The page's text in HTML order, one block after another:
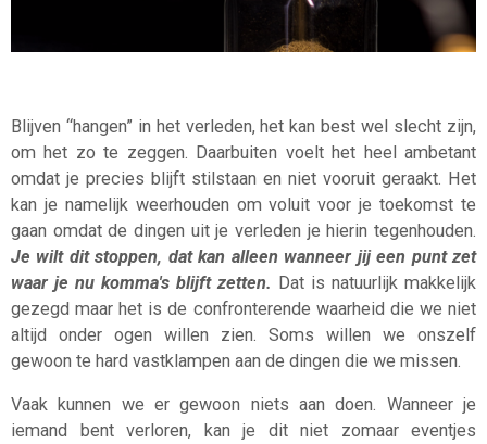
Blijven “hangen” in het verleden, het kan best wel slecht zijn,
om het zo te zeggen. Daarbuiten voelt het heel ambetant
omdat je precies blijft stilstaan en niet vooruit geraakt. Het
kan je namelijk weerhouden om voluit voor je toekomst te
gaan omdat de dingen uit je verleden je hierin tegenhouden.
Je wilt dit stoppen, dat kan alleen wanneer jij een punt zet
waar je nu komma's blijft zetten. Dat is natuurlijk makkelijk
gezegd maar het is de confronterende waarheid die we niet
altijd onder ogen willen zien. Soms willen we onszelf
gewoon te hard vastklampen aan de dingen die we missen.
Vaak kunnen we er gewoon niets aan doen. Wanneer je
iemand bent verloren, kan je dit niet zomaar eventjes